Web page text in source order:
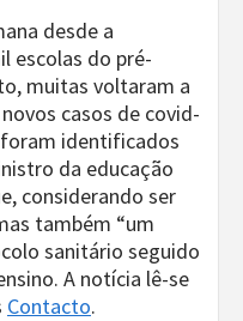
desde a
escolas do pré-
muitas voltaram a
casos de covid-
foram identificados
da educação
considerando ser
também “um
sanitário seguido
A notícia lê-se
Contacto.